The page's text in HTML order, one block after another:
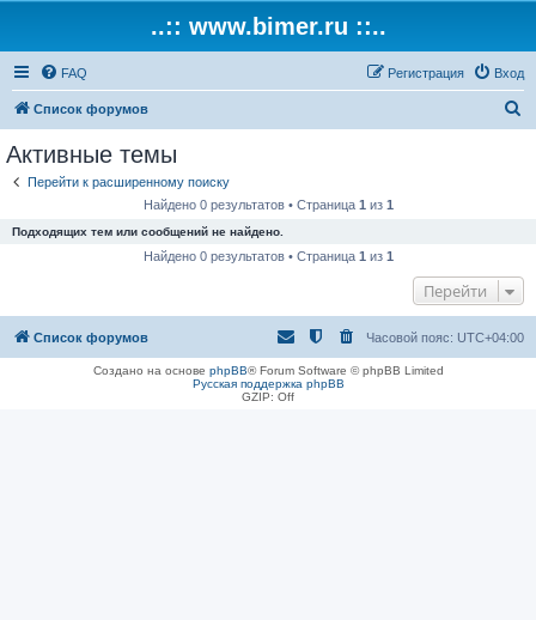
..:: www.bimer.ru ::..
FAQ Вход
Регистрация
Список форумов
Активные темы
Перейти к расширенному поиску
Найдено 0 результатов • Страница 1 из 1
Подходящих тем или сообщений не найдено.
Найдено 0 результатов • Страница 1 из 1
Перейти
Список форумов Часовой пояс: UTC+04:00
Создано на основе phpBB® Forum Software © phpBB Limited
Русская поддержка phpBB
GZIP: Off